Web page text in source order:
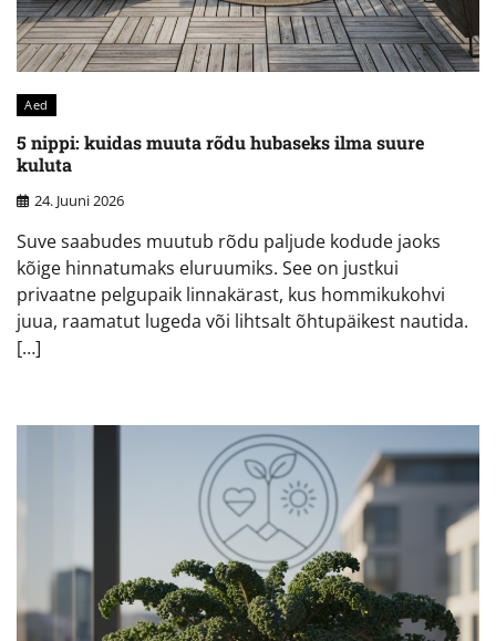
Aed
5 nippi: kuidas muuta rõdu hubaseks ilma suure
kuluta
24. Juuni 2026
Suve saabudes muutub rõdu paljude kodude jaoks
kõige hinnatumaks eluruumiks. See on justkui
privaatne pelgupaik linnakärast, kus hommikukohvi
juua, raamatut lugeda või lihtsalt õhtupäikest nautida.
[…]